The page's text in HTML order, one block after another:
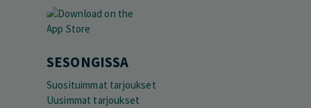
SESONGISSA
Suosituimmat tarjoukset
Uusimmat tarjoukset